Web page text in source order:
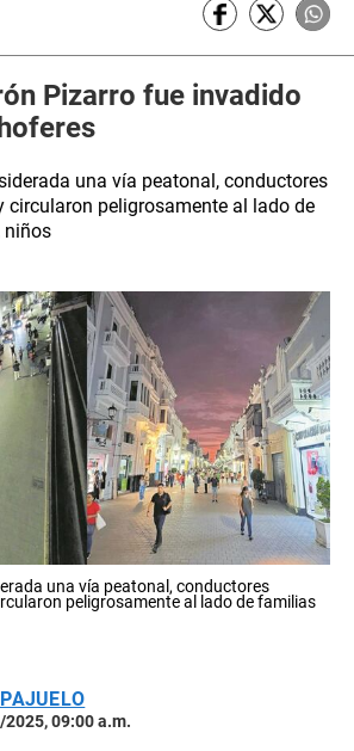
Pizarro fue invadido
una vía peatonal, conductores
circularon peligrosamente al lado de
niños
una vía peatonal, conductores
peligrosamente al lado de familias
09:00 a.m.